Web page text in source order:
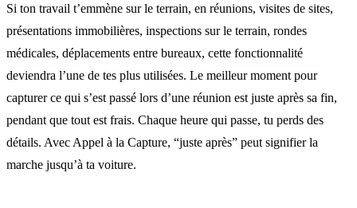
Si ton travail t’emmène sur le terrain, en réunions, visites de sites,
présentations immobilières, inspections sur le terrain, rondes
médicales, déplacements entre bureaux, cette fonctionnalité
deviendra l’une de tes plus utilisées. Le meilleur moment pour
capturer ce qui s’est passé lors d’une réunion est juste après sa fin,
pendant que tout est frais. Chaque heure qui passe, tu perds des
détails. Avec Appel à la Capture, “juste après” peut signifier la
marche jusqu’à ta voiture.